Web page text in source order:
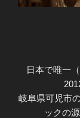
日本で唯一
岐阜県可児市
ックの